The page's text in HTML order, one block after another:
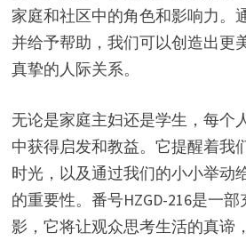
家庭和社区中的角色和影响力。
并给予帮助，我们可以创造出更
真挚的人际关系。
无论是家庭主妇还是学生，每个
中获得启发和教益。它提醒着我
时光，以及通过我们的小小举动
的重要性。番号HZGD-216是一
影，它将让观众思考生活的真谛